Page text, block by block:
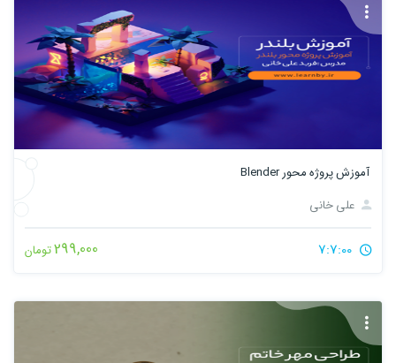
آموزش پروژه محور Blender
علی خانی
299,000تومان